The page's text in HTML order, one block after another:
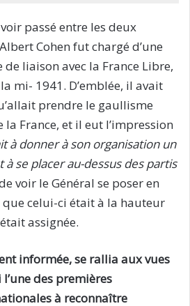
passé entre les deux
Cohen fut chargé d’une
liaison avec la France Libre,
mi- 1941. D’emblée, il avait
prendre le gaullisme
France, et il eut l’impression
à donner à son organisation un
se placer au-dessus des partis
voir le Général se poser en
que celui-ci était à la hauteur
assignée.
informée, se rallia aux vues
des premières
à reconnaître